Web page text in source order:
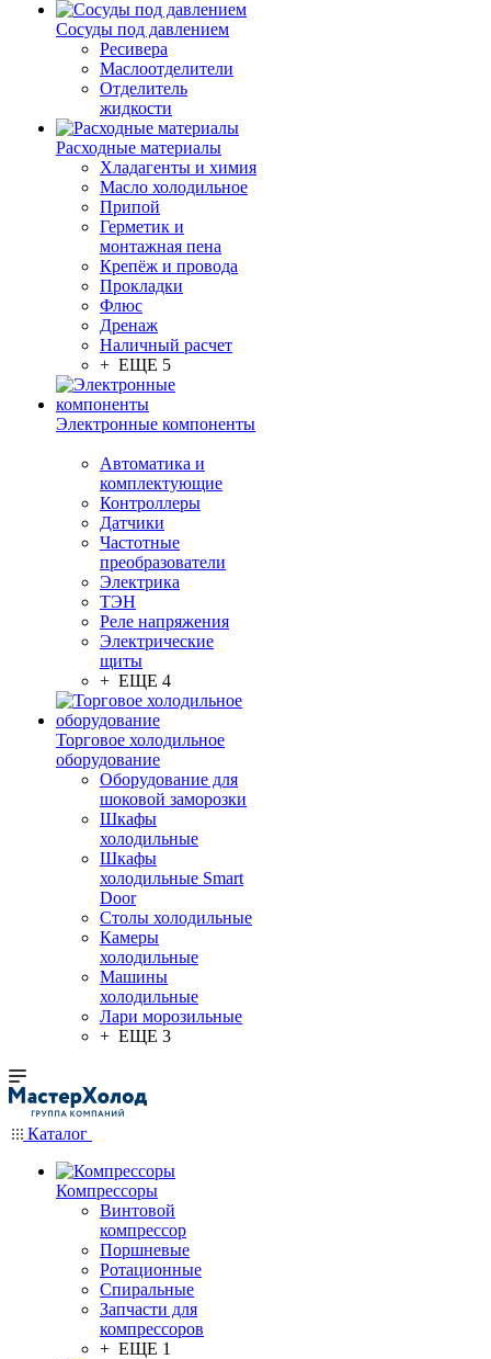
Сосуды под давлением
Ресивера
Маслоотделители
Отделитель
жидкости
Расходные материалы
Хладагенты и химия
Масло холодильное
Припой
Герметик и
монтажная пена
Крепёж и провода
Прокладки
Флюс
Дренаж
Наличный расчет
+ ЕЩЕ 5
Электронные компоненты
Автоматика и
комплектующие
Контроллеры
Датчики
Частотные
преобразователи
Электрика
ТЭН
Реле напряжения
Электрические
щиты
+ ЕЩЕ 4
Торговое холодильное
оборудование
Оборудование для
шоковой заморозки
Шкафы
холодильные
Шкафы
холодильные Smart
Door
Столы холодильные
Камеры
холодильные
Машины
холодильные
Лари морозильные
+ ЕЩЕ 3
Каталог
Компрессоры
Винтовой
компрессор
Поршневые
Ротационные
Спиральные
Запчасти для
компрессоров
+ ЕЩЕ 1